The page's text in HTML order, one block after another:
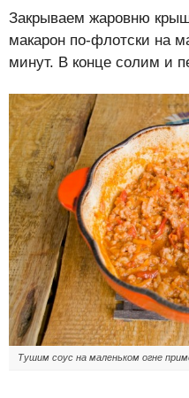
Закрываем жаровню
макарон по-флотски на
минут. В конце солим и
Тушим соус на маленьком огне